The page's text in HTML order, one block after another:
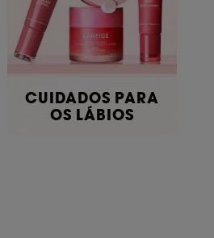
CUIDADOS PARA
OS LÁBIOS